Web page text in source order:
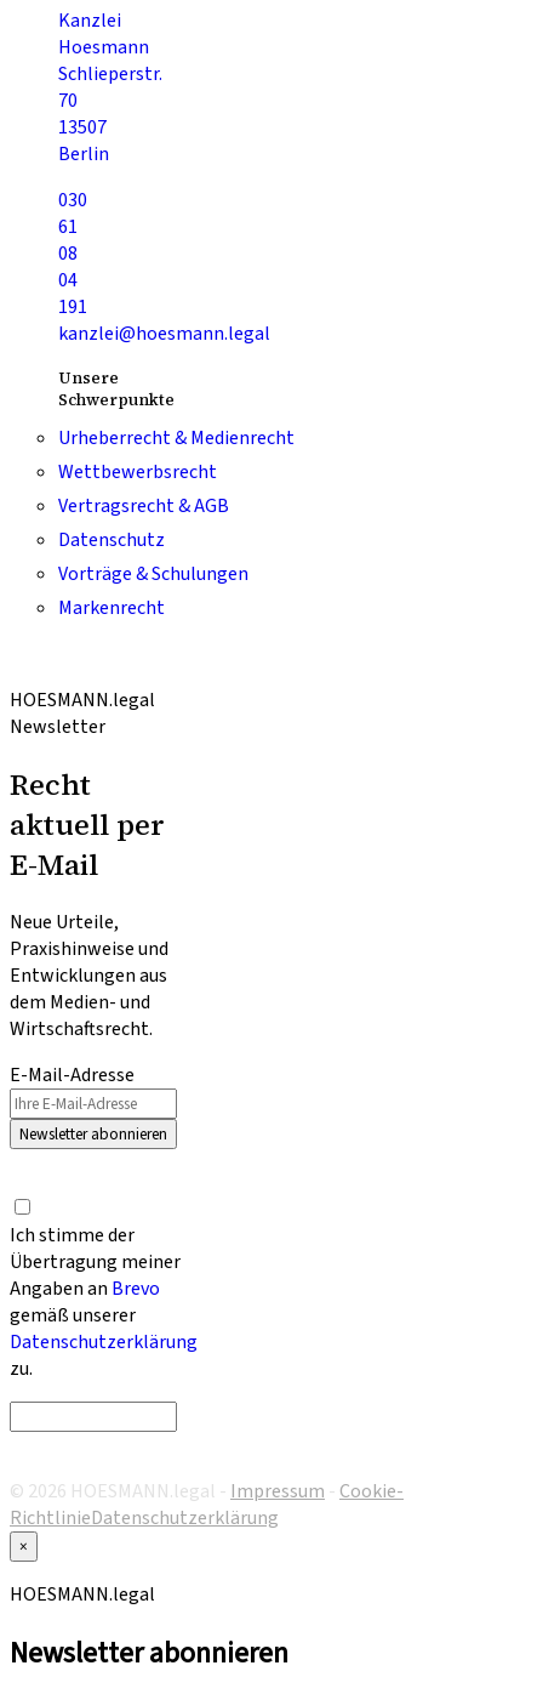
Kanzlei
Hoesmann
Schlieperstr.
70
13507
Berlin
030
61
08
04
191
kanzlei@hoesmann.legal
Unsere
Schwerpunkte
Urheberrecht & Medienrecht
Wettbewerbsrecht
Vertragsrecht & AGB
Datenschutz
Vorträge & Schulungen
Markenrecht
HOESMANN.legal
Newsletter
Recht
aktuell per
E-Mail
Neue Urteile,
Praxishinweise und
Entwicklungen aus
dem Medien- und
Wirtschaftsrecht.
E-Mail-Adresse
Newsletter abonnieren
Ich stimme der
Übertragung meiner
Angaben an Brevo
gemäß unserer
Datenschutzerklärung
zu.
© 2026 HOESMANN.legal - Impressum - Cookie-
RichtlinieDatenschutzerklärung
×
HOESMANN.legal
Newsletter abonnieren